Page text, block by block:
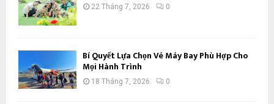
22 Tháng 7, 2026 0
Bí Quyết Lựa Chọn Vé Máy Bay Phù Hợp Cho
Mọi Hành Trình
18 Tháng 7, 2026 0